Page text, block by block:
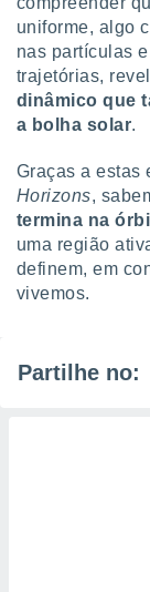
uniforme, algo
nas partículas
trajetórias,
dinâmico que
a bolha solar.
Graças a estas
Horizons,
termina na
uma região
definem, em
vivemos.
Partilhe no: